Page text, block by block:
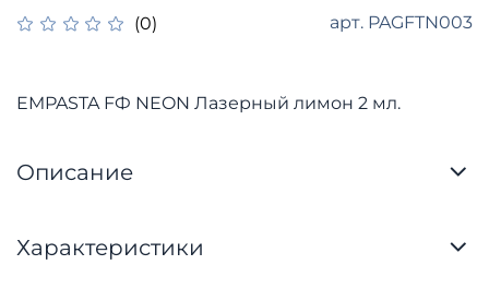
(0) арт. PAGFTN003
EMPASTA FФ NEON Лазерный лимон 2 мл.
Описание
Характеристики